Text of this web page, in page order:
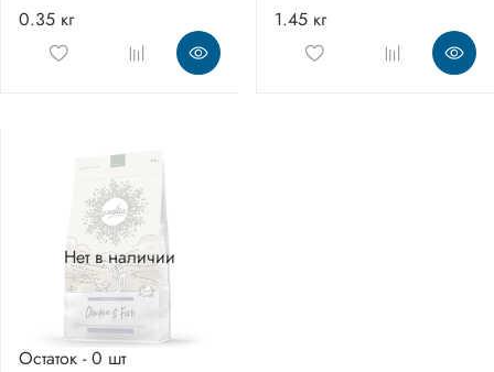
0.35 кг 1.45 кг
Нет в наличии
Остаток - 0 шт